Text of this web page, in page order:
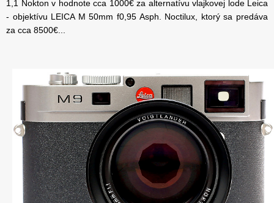
1,1 Nokton v hodnote cca 1000€ za alternatívu vlajkovej lode Leica
- objektívu LEICA M 50mm f0,95 Asph. Noctilux, ktorý sa predáva
za cca 8500€...